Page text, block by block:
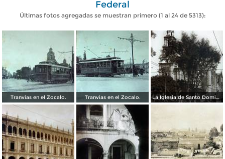
Federal
Últimas fotos agregadas se muestran primero (1 al 24 de 5313):
Tranvias en el Zocalo. Tranvias en el Zocalo. La Iglesia de Santo Domingo.